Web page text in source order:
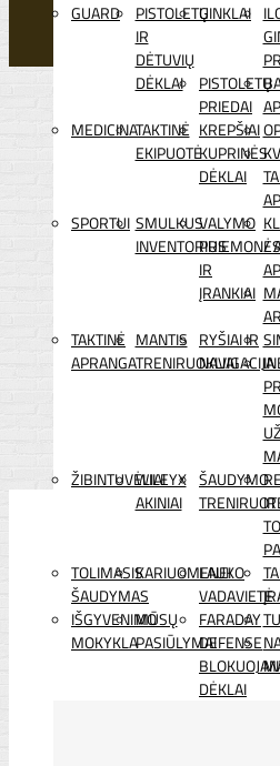
GUARD
PISTOLETŲ
IR
DĖTUVIŲ
DĖKLAI
GINKLAI
PISTOLETŲ
PRIEDAI
MEDICINATAKTINĖ
EKIPUOTĖ
KREPŠIAI
KUPRINĖS
DĖKLAI
SPORTUI SMULKUS
INVENTORIUS
VALYMO
PRIEMONĖS
IR
ĮRANKIAI
/
TAKTINĖ
APRANGA
MANTIS
TRENIRUOKLIAI
RYŠIAI IR
NAVIGACIJA
ŽIBINTUVĖLIAI
WILEYX
AKINIAI
ŠAUDYMO
IR
TOLIMASIS
ŠAUDYMAS
KARIUOMENEI
LAUKO
VADAVIETĖ
IŠGYVENIMO
MOKYKLA
MŪSŲ
PASIŪLYMAI
FARADAY
DEFENSE
DĖKLAI